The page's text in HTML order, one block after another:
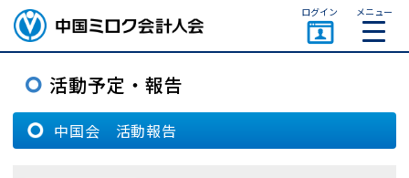
ログイン メニュー
中国会 活動報告